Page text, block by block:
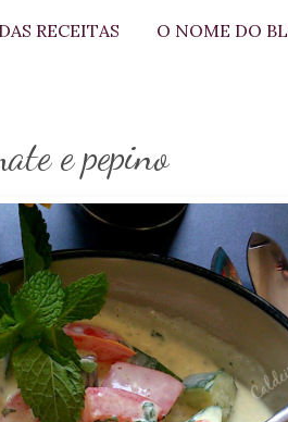
RECEITAS O NOME DO
e pepino